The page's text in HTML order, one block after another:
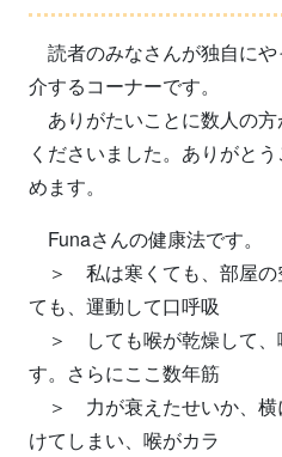
読者のみなさんが独自に
介するコーナーです。
ありがたいことに数人の
くださいました。ありがと
めます。
Funaさんの健康法です。
＞ 私は寒くても、部屋の
ても、運動して口呼吸
＞ しても喉が乾燥して、
す。さらにここ数年筋
＞ 力が衰えたせいか、横
けてしまい、喉がカラ